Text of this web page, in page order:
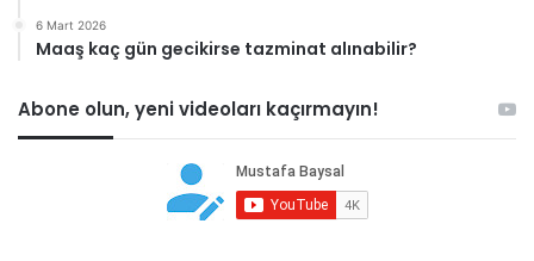
6 Mart 2026
Maaş kaç gün gecikirse tazminat alınabilir?
Abone olun, yeni videoları kaçırmayın!